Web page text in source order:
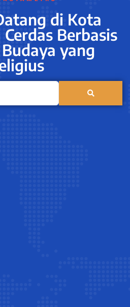
di Kota
Berbasis
Budaya yang